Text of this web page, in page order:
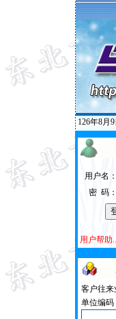
126年8月9
用户名：
密 码：
用户帮助
客户往来
单位编码